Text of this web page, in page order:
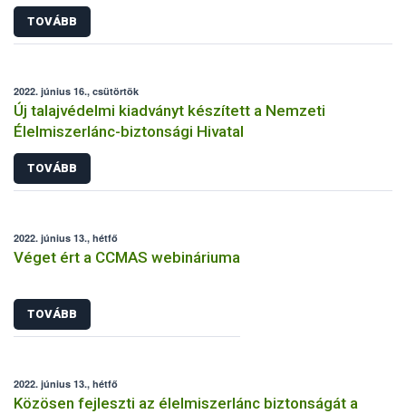
TOVÁBB
2022. június 16., csütörtök
Új talajvédelmi kiadványt készített a Nemzeti
Élelmiszerlánc-biztonsági Hivatal
TOVÁBB
2022. június 13., hétfő
Véget ért a CCMAS webináriuma
TOVÁBB
2022. június 13., hétfő
Közösen fejleszti az élelmiszerlánc biztonságát a